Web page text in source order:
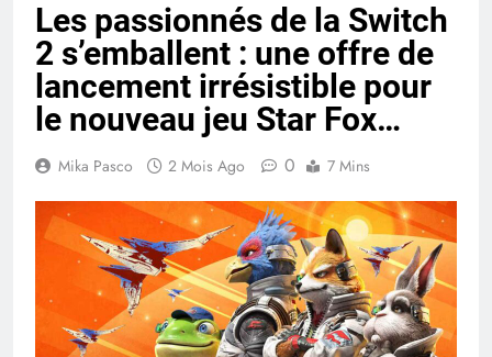
Les passionnés de la Switch
2 s’emballent : une offre de
lancement irrésistible pour
le nouveau jeu Star Fox…
Mika Pasco 2 Mois Ago 0 7 Mins